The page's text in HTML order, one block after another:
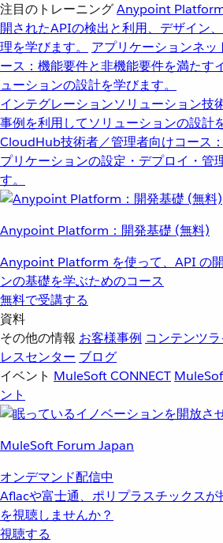
注目のトレーニングAnypoint
開されたAPIの検出と利用、デザイン
理を学びます。
アプリケーションネッ
ース：機能要件と非機能要件を満たす
ューションの設計を学びます。
インテグレーションソリューション技
事例を利用してソリューションの設計
CloudHub技術者／管理者向けコース
プリケーションの設定・デプロイ・管
す。
Anypoint Platform：開発基礎 (無料)
Anypoint Platform を使って、API の
ンの基礎を学ぶためのコース
無料で受講する
資料
その他の情報 お客様事例 コンテンツ
レスセンター ブログ
イベント MuleSoft CONNECT
ント
MuleSoft Forum Japan
オンデマンド配信中
Aflacや富士通、ポリプラスチックス
を視聴しませんか？
視聴する